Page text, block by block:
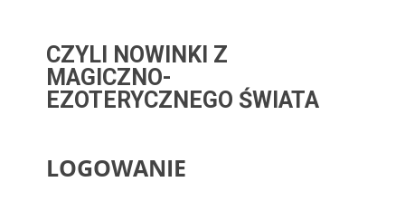
CZYLI NOWINKI Z
MAGICZNO-
EZOTERYCZNEGO ŚWIATA
LOGOWANIE